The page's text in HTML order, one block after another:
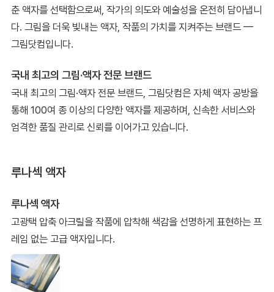
춘 액자를 선택함으로써, 작가의 의도와 예술성을 온전히 담아냅니
다. 그림을 더욱 빛내는 액자, 작품의 가치를 지켜주는 브랜드 —
그림닷컴입니다.
국내 최고의 그림·액자 전문 브랜드
국내 최고의 그림·액자 전문 브랜드, 그림닷컴은 자체 액자 공방을
통해 100여 종 이상의 다양한 액자를 제공하며, 신속한 서비스와
엄격한 품질 관리로 신뢰를 이어가고 있습니다.
루나섹 액자
루나섹 액자
고광택 압축 아크릴을 작품에 압착해 색감을 선명하게 표현하는 프
레임 없는 고급 액자입니다.